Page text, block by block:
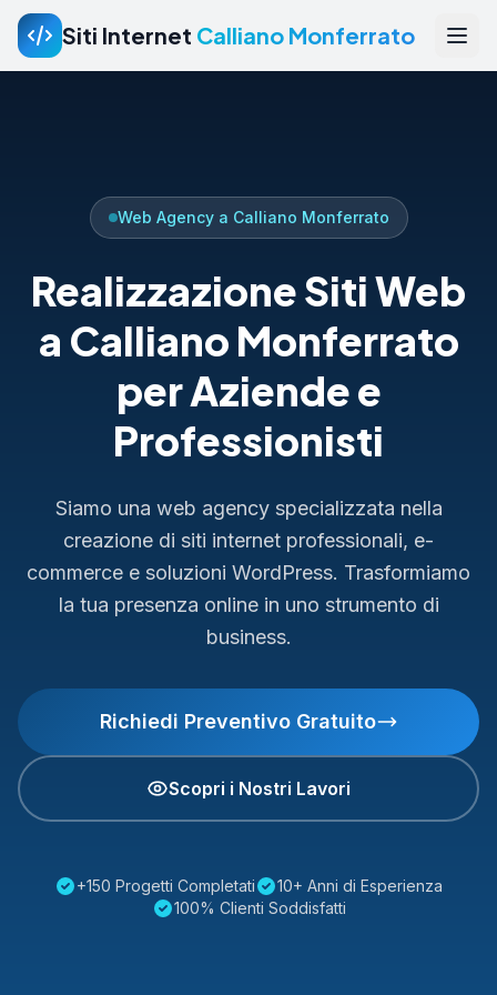
Siti Internet Calliano Monferrato
Web Agency a Calliano Monferrato
Realizzazione Siti Web
a Calliano Monferrato
per Aziende e
Professionisti
Siamo una web agency specializzata nella
creazione di siti internet professionali, e-
commerce e soluzioni WordPress. Trasformiamo
la tua presenza online in uno strumento di
business.
Richiedi Preventivo Gratuito
Scopri i Nostri Lavori
+150 Progetti Completati
10+ Anni di Esperienza
100% Clienti Soddisfatti